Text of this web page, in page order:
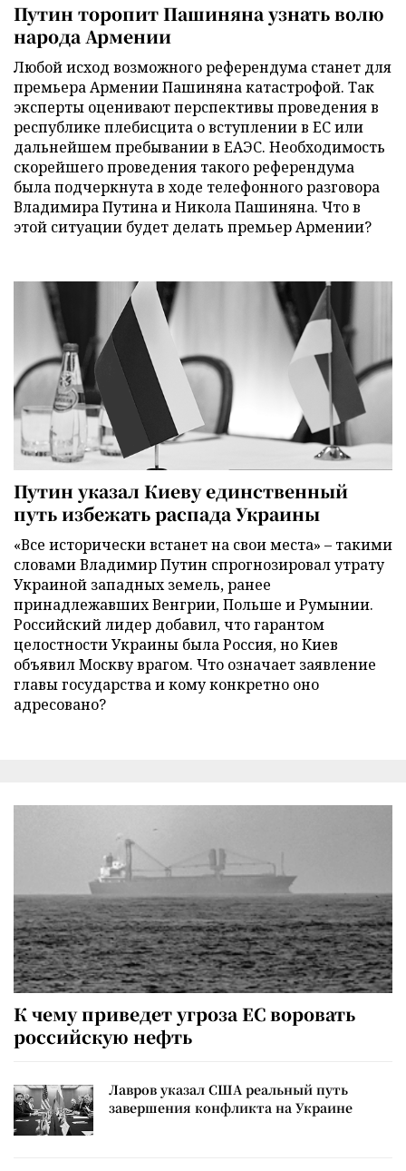
Путин торопит Пашиняна узнать волю
народа Армении
Любой исход возможного референдума станет для
премьера Армении Пашиняна катастрофой. Так
эксперты оценивают перспективы проведения в
республике плебисцита о вступлении в ЕС или
дальнейшем пребывании в ЕАЭС. Необходимость
скорейшего проведения такого референдума
была подчеркнута в ходе телефонного разговора
Владимира Путина и Никола Пашиняна. Что в
этой ситуации будет делать премьер Армении?
Путин указал Киеву единственный
путь избежать распада Украины
«Все исторически встанет на свои места» – такими
словами Владимир Путин спрогнозировал утрату
Украиной западных земель, ранее
принадлежавших Венгрии, Польше и Румынии.
Российский лидер добавил, что гарантом
целостности Украины была Россия, но Киев
объявил Москву врагом. Что означает заявление
главы государства и кому конкретно оно
адресовано?
К чему приведет угроза ЕС воровать
российскую нефть
Лавров указал США реальный путь
завершения конфликта на Украине